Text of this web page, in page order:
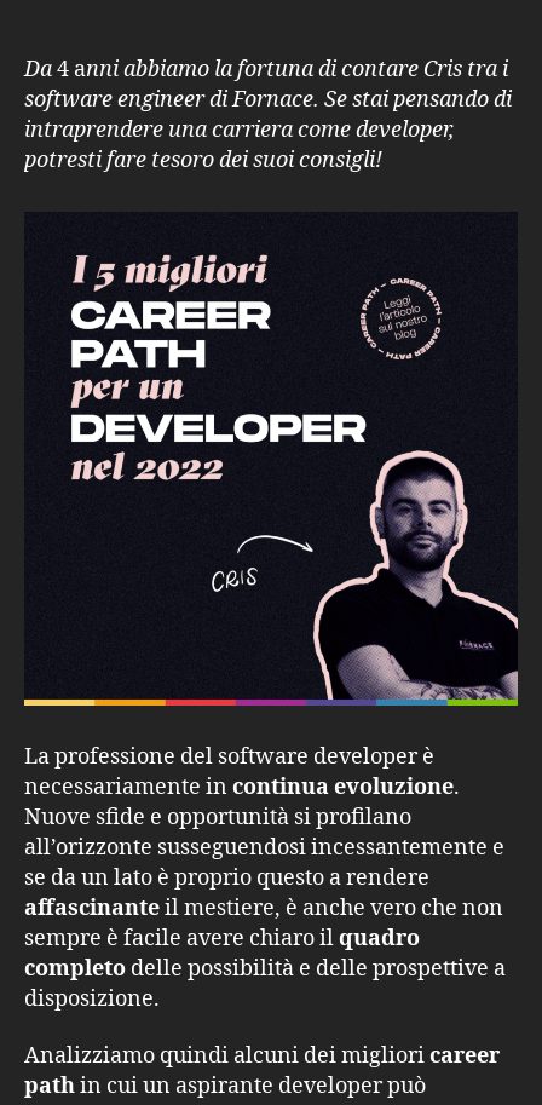
migliori
career
path
per
un
nel
Da4 anni abbiamo la fortuna di contare Cris tra i
software engineer di Fornace. Se stai pensando di
intraprendere una carriera come developer,
potresti fare tesoro dei suoi consigli!
La professione del software developer è
necessariamente in continua evoluzione.
Nuove sfide e opportunità si profilano
all’orizzonte susseguendosi incessantemente e
se da un lato è proprio questo a rendere
affascinanteil mestiere, è anche vero che non
sempre è facile avere chiaro ilquadro
completo delle possibilità e delle prospettive a
disposizione.
Analizziamo quindi alcuni dei miglioricareer
pathin cui un aspirante developer può